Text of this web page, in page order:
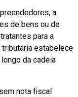
a
de bens ou de
para a
tributária estabelece
da cadeia
nota fiscal